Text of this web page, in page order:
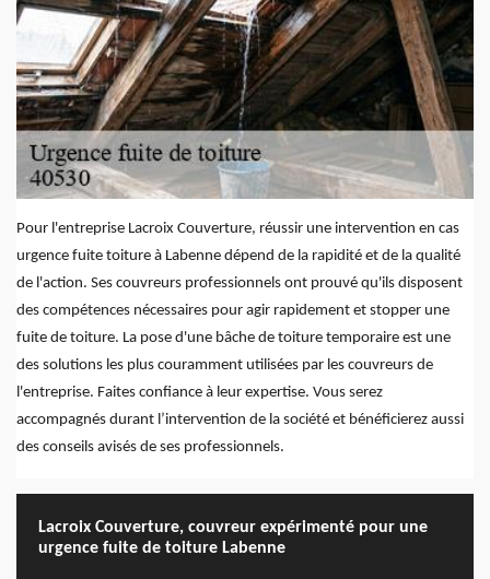
Pour l'entreprise Lacroix Couverture, réussir une intervention en cas
urgence fuite toiture à Labenne dépend de la rapidité et de la qualité
de l'action. Ses couvreurs professionnels ont prouvé qu'ils disposent
des compétences nécessaires pour agir rapidement et stopper une
fuite de toiture. La pose d'une bâche de toiture temporaire est une
des solutions les plus couramment utilisées par les couvreurs de
l'entreprise. Faites confiance à leur expertise. Vous serez
accompagnés durant l’intervention de la société et bénéficierez aussi
des conseils avisés de ses professionnels.
Lacroix Couverture, couvreur expérimenté pour une
urgence fuite de toiture Labenne